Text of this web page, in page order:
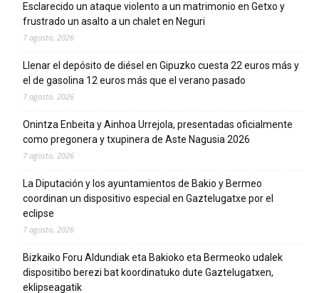
Esclarecido un ataque violento a un matrimonio en Getxo y
frustrado un asalto a un chalet en Neguri
7 agosto, 2026
Llenar el depósito de diésel en Gipuzko cuesta 22 euros más y
el de gasolina 12 euros más que el verano pasado
7 agosto, 2026
Onintza Enbeita y Ainhoa Urrejola, presentadas oficialmente
como pregonera y txupinera de Aste Nagusia 2026
7 agosto, 2026
La Diputación y los ayuntamientos de Bakio y Bermeo
coordinan un dispositivo especial en Gaztelugatxe por el
eclipse
7 agosto, 2026
Bizkaiko Foru Aldundiak eta Bakioko eta Bermeoko udalek
dispositibo berezi bat koordinatuko dute Gaztelugatxen,
eklipseagatik